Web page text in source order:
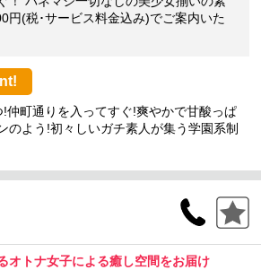
円(税･サービス料金込み)でご案内いた
仲町通りを入ってすぐ!爽やかで甘酸っぱ
のよう!初々しいガチ素人が集う学園系制
オトナ女子による癒し空間をお届け